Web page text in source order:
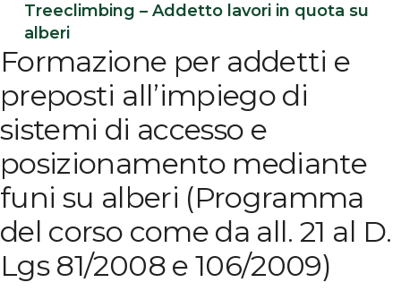
Treeclimbing – Addetto lavori in quota su
alberi
Formazione per addetti e
preposti all’impiego di
sistemi di accesso e
posizionamento mediante
funi su alberi (Programma
del corso come da all. 21 al D.
Lgs 81/2008 e 106/2009)